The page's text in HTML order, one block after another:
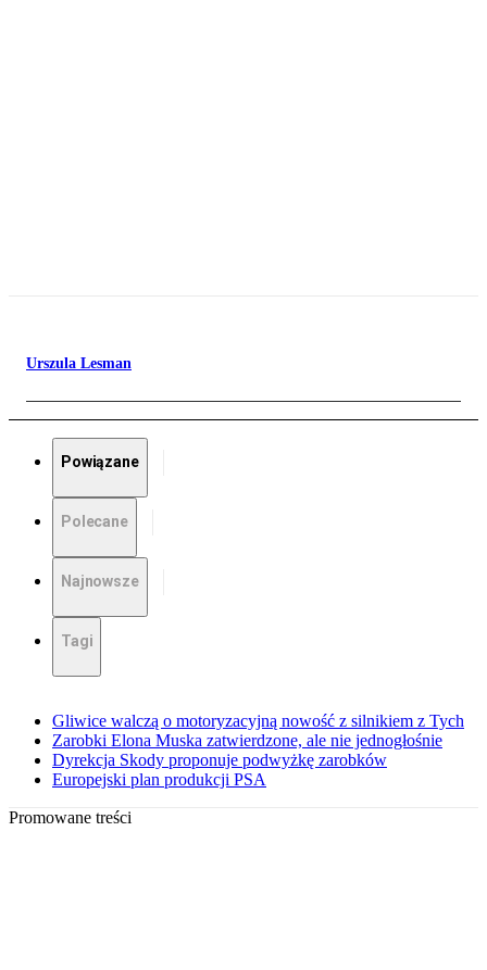
Urszula Lesman
Powiązane
Polecane
Najnowsze
Tagi
Gliwice walczą o motoryzacyjną nowość z silnikiem z Tych
Zarobki Elona Muska zatwierdzone, ale nie jednogłośnie
Dyrekcja Skody proponuje podwyżkę zarobków
Europejski plan produkcji PSA
Promowane treści